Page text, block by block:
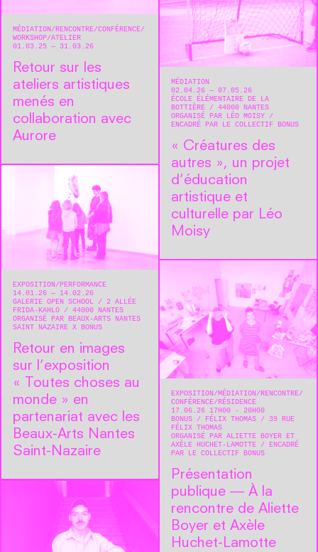
MÉDIATION RENCONTRE/CONFÉRENCE
WORKSHOP/ATELIER
01.03.25 — 31.03.26
Retour sur les
ateliers artistiques
menés en
collaboration avec
Aurore
MÉDIATION
02.04.26 — 07.05.26
ÉCOLE ÉLÉMENTAIRE DE LA
BOTTIÈRE
44000 NANTES
ORGANISÉ PAR LÉO MOISY
ENCADRÉ PAR LE COLLECTIF BONUS
« Créatures des
autres », un projet
d’éducation
artistique et
culturelle par Léo
Moisy
EXPOSITION PERFORMANCE
14.01.26 — 14.02.26
GALERIE OPEN SCHOOL
2 ALLÉE
FRIDA-KAHLO
44000 NANTES
ORGANISÉ PAR BEAUX-ARTS NANTES
SAINT NAZAIRE X BONUS
Retour en images
sur l’exposition
« Toutes choses au
monde » en
partenariat avec les
Beaux-Arts Nantes
Saint-Nazaire
EXPOSITION MÉDIATION
RENCONTRE/
CONFÉRENCE
RÉSIDENCE
17.06.26 17H00 - 20H00
BONUS
FÉLIX THOMAS
39 RUE
FÉLIX THOMAS
ORGANISÉ PAR ALIETTE BOYER ET
AXÈLE HUCHET-LAMOTTE
ENCADRÉ
PAR LE COLLECTIF BONUS
Présentation
publique — À la
rencontre de Aliette
Boyer et Axèle
Huchet-Lamotte